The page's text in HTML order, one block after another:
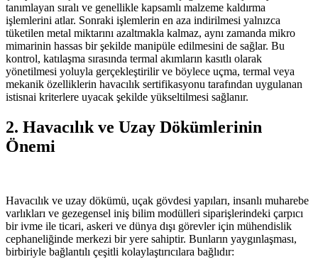
tanımlayan sıralı ve genellikle kapsamlı malzeme kaldırma
işlemlerini atlar. Sonraki işlemlerin en aza indirilmesi yalnızca
tüketilen metal miktarını azaltmakla kalmaz, aynı zamanda mikro
mimarinin hassas bir şekilde manipüle edilmesini de sağlar. Bu
kontrol, katılaşma sırasında termal akımların kasıtlı olarak
yönetilmesi yoluyla gerçekleştirilir ve böylece uçma, termal veya
mekanik özelliklerin havacılık sertifikasyonu tarafından uygulanan
istisnai kriterlere uyacak şekilde yükseltilmesi sağlanır.
2. Havacılık ve Uzay Dökümlerinin
Önemi
Havacılık ve uzay dökümü, uçak gövdesi yapıları, insanlı muharebe
varlıkları ve gezegensel iniş bilim modülleri siparişlerindeki çarpıcı
bir ivme ile ticari, askeri ve dünya dışı görevler için mühendislik
cephaneliğinde merkezi bir yere sahiptir. Bunların yaygınlaşması,
birbiriyle bağlantılı çeşitli kolaylaştırıcılara bağlıdır: